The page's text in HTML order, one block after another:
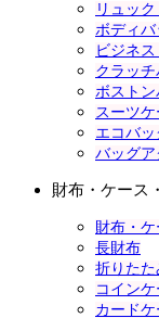
リュッ
ボディバ
ビジネ
クラッ
ボスト
スーツ
エコバッ
バッグア
財布・ケース
財布・
長財布
折りた
コインケ
カードケ